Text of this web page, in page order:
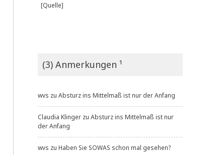
[Quelle]
(3) Anmerkungen ¹
wvs zu Absturz ins Mittelmaß ist nur der Anfang
Claudia Klinger zu Absturz ins Mittelmaß ist nur
der Anfang
wvs zu Haben Sie SOWAS schon mal gesehen?